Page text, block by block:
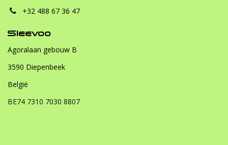
+32 488 67 36 47
Sleevoo
Agoralaan gebouw B
3590 Diepenbeek
België
BE74 7310 7030 8807